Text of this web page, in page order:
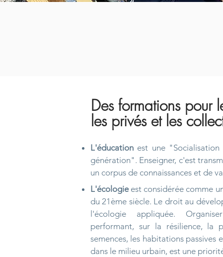
Des formations pour
les privés et les
L'éducation est une
génération". Enseigner, c'est
un corpus de connaissances et de
L'écologieest considérée comme
du 21ème siècle. Le droit au
l'écologie appliquée.
performant, sur la résilience, la
semences, les habitations
dans le milieu urbain, est une